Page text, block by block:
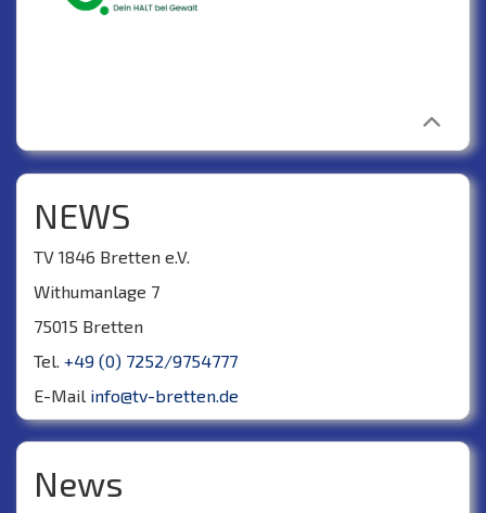
NEWS
TV 1846 Bretten e.V.
Withumanlage 7
75015 Bretten
Tel. +49 (0) 7252/9754777
E-Mail info@tv-bretten.de
News